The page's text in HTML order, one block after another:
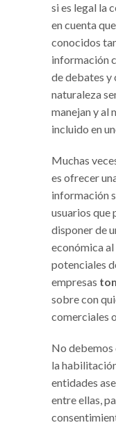
si es legal la
en cuenta
conocidos
información
de debates y
naturaleza
manejan y al
incluido en
Muchas
es ofrecer
información
usuarios que
disponer de
económica al
potenciales
empresas
sobre con
comerciales
No
la
entidades
entre ellas,